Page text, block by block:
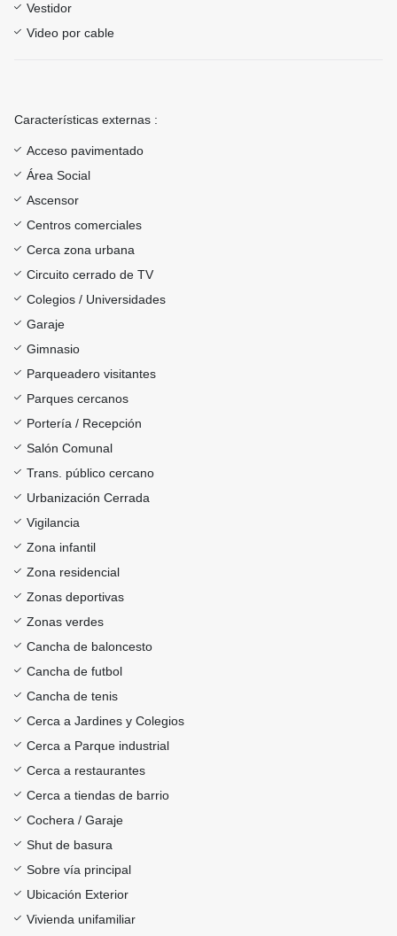
Vestidor
Video por cable
Características externas :
Acceso pavimentado
Área Social
Ascensor
Centros comerciales
Cerca zona urbana
Circuito cerrado de TV
Colegios / Universidades
Garaje
Gimnasio
Parqueadero visitantes
Parques cercanos
Portería / Recepción
Salón Comunal
Trans. público cercano
Urbanización Cerrada
Vigilancia
Zona infantil
Zona residencial
Zonas deportivas
Zonas verdes
Cancha de baloncesto
Cancha de futbol
Cancha de tenis
Cerca a Jardines y Colegios
Cerca a Parque industrial
Cerca a restaurantes
Cerca a tiendas de barrio
Cochera / Garaje
Shut de basura
Sobre vía principal
Ubicación Exterior
Vivienda unifamiliar